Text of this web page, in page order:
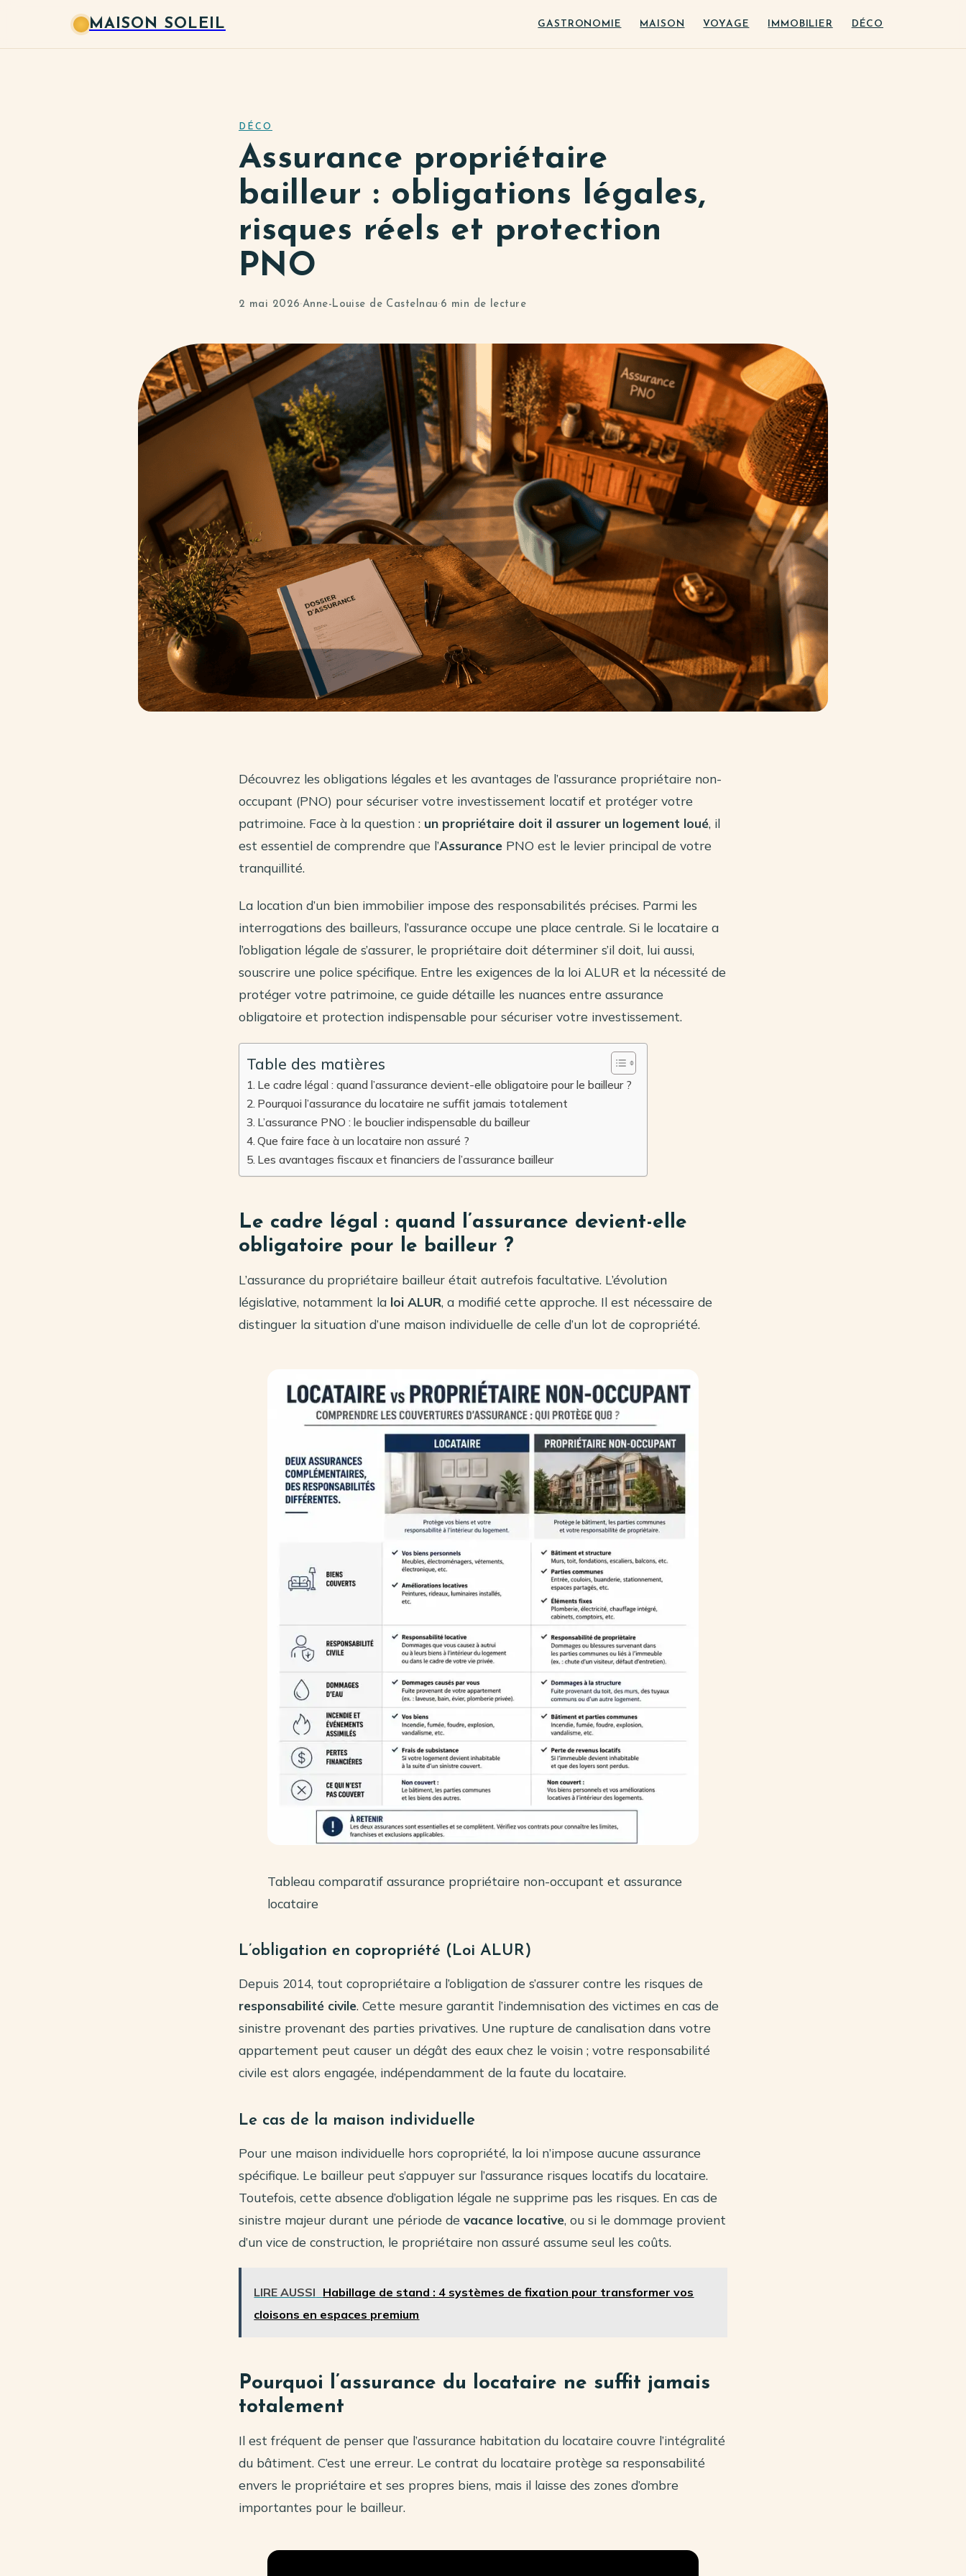
MAISON SOLEIL GASTRONOMIE MAISON VOYAGE IMMOBILIER DÉCO
DÉCO
Assurance propriétaire
bailleur : obligations légales,
risques réels et protection
PNO
2 mai 2026·Anne-Louise de Castelnau·6 min de lecture
Découvrez les obligations légales et les avantages de l’assurance propriétaire non-
occupant (PNO) pour sécuriser votre investissement locatif et protéger votre
patrimoine. Face à la question : un propriétaire doit il assurer un logement loué, il
est essentiel de comprendre que l’Assurance PNO est le levier principal de votre
tranquillité.
La location d’un bien immobilier impose des responsabilités précises. Parmi les
interrogations des bailleurs, l’assurance occupe une place centrale. Si le locataire a
l’obligation légale de s’assurer, le propriétaire doit déterminer s’il doit, lui aussi,
souscrire une police spécifique. Entre les exigences de la loi ALUR et la nécessité de
protéger votre patrimoine, ce guide détaille les nuances entre assurance
obligatoire et protection indispensable pour sécuriser votre investissement.
Table des matières
Le cadre légal : quand l’assurance devient-elle obligatoire pour le bailleur ?
Pourquoi l’assurance du locataire ne suffit jamais totalement
L’assurance PNO : le bouclier indispensable du bailleur
Que faire face à un locataire non assuré ?
Les avantages fiscaux et financiers de l’assurance bailleur
Le cadre légal : quand l’assurance devient-elle
obligatoire pour le bailleur ?
L’assurance du propriétaire bailleur était autrefois facultative. L’évolution
législative, notamment la loi ALUR, a modifié cette approche. Il est nécessaire de
distinguer la situation d’une maison individuelle de celle d’un lot de copropriété.
Tableau comparatif assurance propriétaire non-occupant et assurance
locataire
L’obligation en copropriété (Loi ALUR)
Depuis 2014, tout copropriétaire a l’obligation de s’assurer contre les risques de
responsabilité civile. Cette mesure garantit l’indemnisation des victimes en cas de
sinistre provenant des parties privatives. Une rupture de canalisation dans votre
appartement peut causer un dégât des eaux chez le voisin ; votre responsabilité
civile est alors engagée, indépendamment de la faute du locataire.
Le cas de la maison individuelle
Pour une maison individuelle hors copropriété, la loi n’impose aucune assurance
spécifique. Le bailleur peut s’appuyer sur l’assurance risques locatifs du locataire.
Toutefois, cette absence d’obligation légale ne supprime pas les risques. En cas de
sinistre majeur durant une période de vacance locative, ou si le dommage provient
d’un vice de construction, le propriétaire non assuré assume seul les coûts.
LIRE AUSSI Habillage de stand : 4 systèmes de fixation pour transformer vos
cloisons en espaces premium
Pourquoi l’assurance du locataire ne suffit jamais
totalement
Il est fréquent de penser que l’assurance habitation du locataire couvre l’intégralité
du bâtiment. C’est une erreur. Le contrat du locataire protège sa responsabilité
envers le propriétaire et ses propres biens, mais il laisse des zones d’ombre
importantes pour le bailleur.